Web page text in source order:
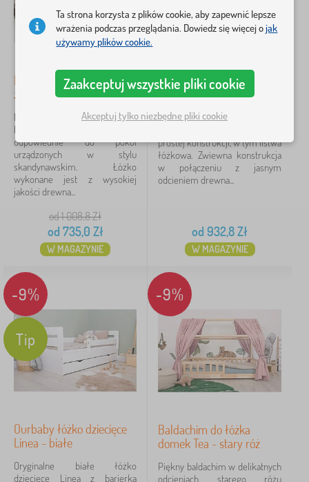
z szufladą
11
z domkiem
łóżko
5
więcej
>
Materiał łóżka
drewno lite
18
laminat
10
płyta MDF
sklejka
2
100% poliester
białe
13
Dziecięce łóżko Mila Raily
z barierką
Drewniane łóżko dziecięce Mila
Raily z barierką jest
odpowiednie do pokoi
urządzonych w stylu
skandynawskim. Łóżko
wykonane jest z wysokiej
jakości drewna...
od 1 008,8Zł
od 735,0 Zł
W MAGAZYNIE
Domek dla dzieci Bella
House
Łóżko domowe Bella wykonane
prostej konstrukcji, w tym listwa
łóżkowa. Zwiewna konstrukcja
w połączeniu z jasnym
odcieniem drewna...
od 932,8Zł
W MAGAZYNIE
-9%
Tip
Ourbaby łóżko dziecięce
Linea - białe
Oryginalne białe łóżko
dziecięce Linea z barierką
-9%
Baldachim do łóżka
domek Tea - stary róż
Piękny baldachim w delikatnych
odcieniach starego różu
Ta strona korzysta z plików cookie, aby zapewnić lepsze
wrażenia podczas przeglądania. Dowiedz się więcej ojak
używamy plików cookie.
Zaakceptuj wszystkie pliki cookie
Akceptuj tylko niezbędne pliki cookie